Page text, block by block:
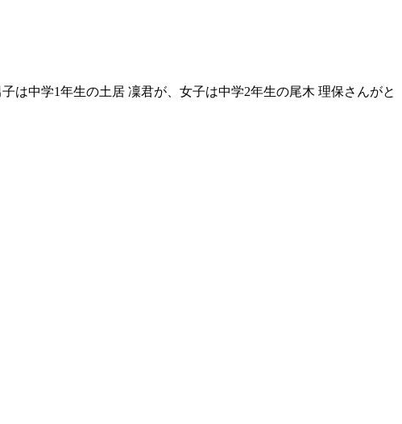
は中学1年生の土居 凜君が、女子は中学2年生の尾木 理保さんがと